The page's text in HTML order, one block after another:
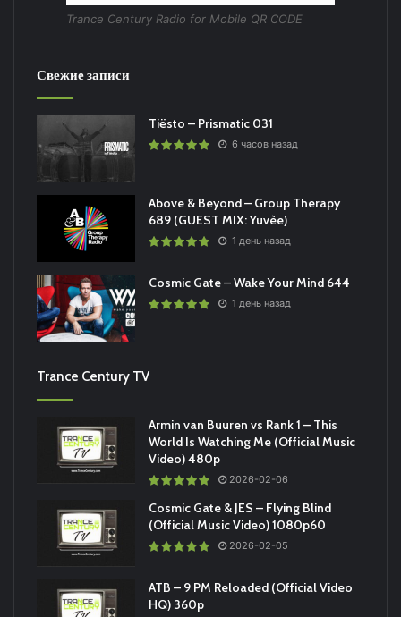
Trance Century Radio for Mobile QR CODE
Свежие записи
Tiësto – Prismatic 031
6 часов назад
Above & Beyond – Group Therapy
689 (GUEST MIX: Yuvèe)
1 день назад
Cosmic Gate – Wake Your Mind 644
1 день назад
Trance Century TV
Armin van Buuren vs Rank 1 – This
World Is Watching Me (Official Music
Video) 480p
2026-02-06
Cosmic Gate & JES – Flying Blind
(Official Music Video) 1080p60
2026-02-05
ATB – 9 PM Reloaded (Official Video
HQ) 360p